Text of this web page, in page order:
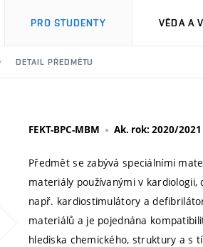
PRO STUDENTY VĚDA A
DETAIL PŘEDMĚTU
FEKT-BPC-MBM Ak. rok: 2020/2021
Předmět se zabývá speciálními
materiály používanými v
např. kardiostimulátory a
materiálů a je pojednána
hlediska chemického, struktury a s